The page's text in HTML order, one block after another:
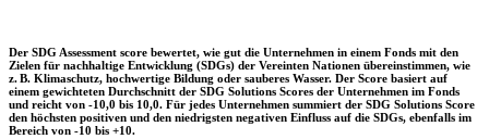
Der SDG Assessment score bewertet, wie gut die Unternehmen in einem Fonds mit den
Zielen für nachhaltige Entwicklung (SDGs) der Vereinten Nationen übereinstimmen, wie
z. B. Klimaschutz, hochwertige Bildung oder sauberes Wasser. Der Score basiert auf
einem gewichteten Durchschnitt der SDG Solutions Scores der Unternehmen im Fonds
und reicht von -10,0 bis 10,0. Für jedes Unternehmen summiert der SDG Solutions Score
den höchsten positiven und den niedrigsten negativen Einfluss auf die SDGs, ebenfalls im
Bereich von -10 bis +10.